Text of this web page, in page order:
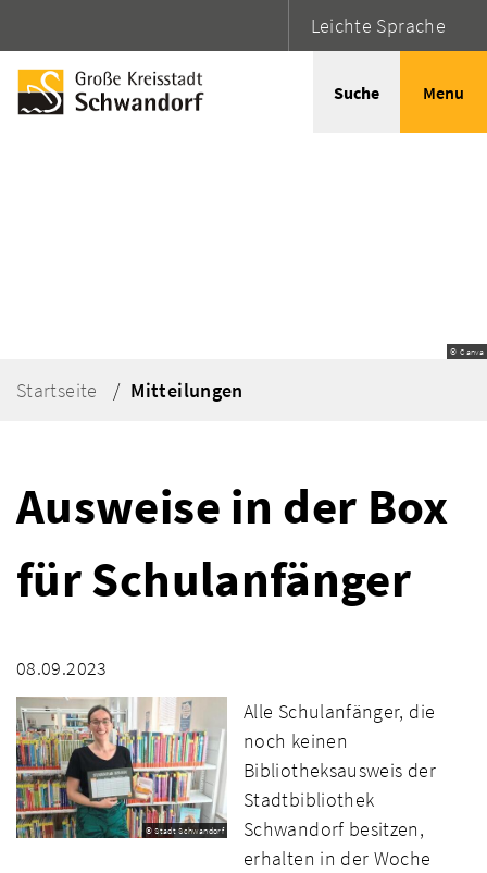
Leichte Sprache
Suche Menu
© Canva
Startseite Mitteilungen
Ausweise in der Box
für Schulanfänger
08.09.2023
© Stadt Schwandorf
Alle Schulanfänger, die
noch keinen
Bibliotheksausweis der
Stadtbibliothek
Schwandorf besitzen,
erhalten in der Woche